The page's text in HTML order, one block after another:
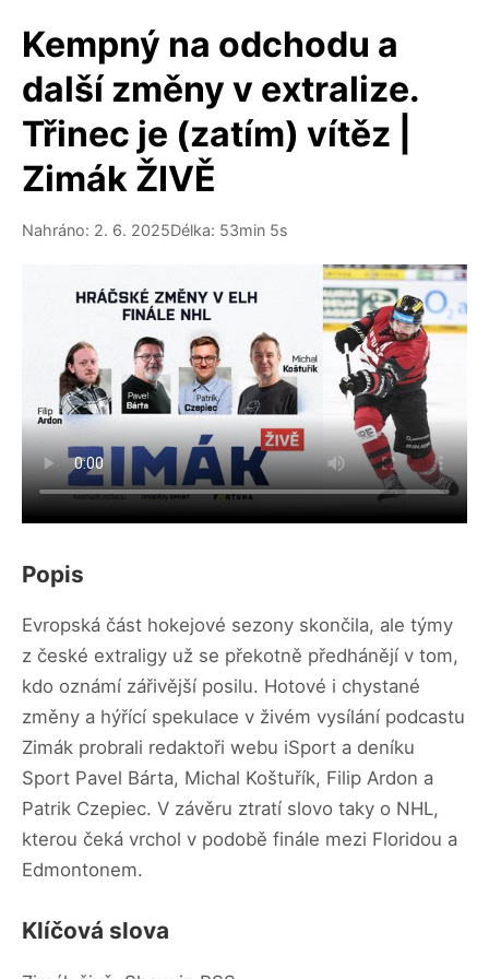
Kempný na odchodu a
další změny v extralize.
Třinec je (zatím) vítěz |
Zimák ŽIVĚ
Nahráno: 2. 6. 2025Délka: 53min 5s
Popis
Evropská část hokejové sezony skončila, ale týmy
z české extraligy už se překotně předhánějí v tom,
kdo oznámí zářivější posilu. Hotové i chystané
změny a hýřící spekulace v živém vysílání podcastu
Zimák probrali redaktoři webu iSport a deníku
Sport Pavel Bárta, Michal Koštuřík, Filip Ardon a
Patrik Czepiec. V závěru ztratí slovo taky o NHL,
kterou čeká vrchol v podobě finále mezi Floridou a
Edmontonem.
Klíčová slova